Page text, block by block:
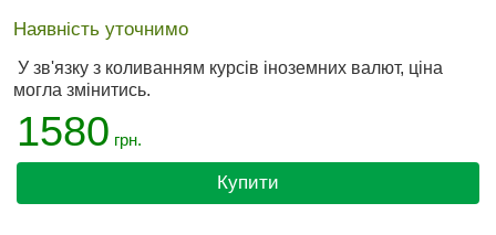
Наявність уточнимо
У зв'язку з коливанням курсів іноземних валют, ціна
могла змінитись.
1580 грн.
Купити